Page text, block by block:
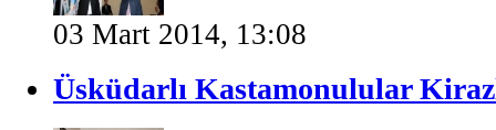
03 Mart 2014, 13:08
Üsküdarlı Kastamonulular